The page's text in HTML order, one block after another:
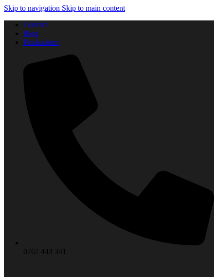
Skip to navigation Skip to main content
Contact
Blog
Producători
0767 443 341